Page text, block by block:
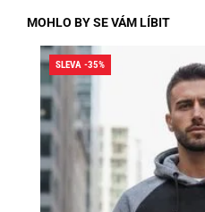
MOHLO BY SE VÁM LÍBIT
SLEVA -35%